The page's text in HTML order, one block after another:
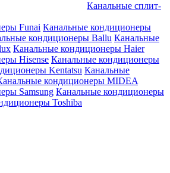
Канальные сплит-
Funai Канальные кондиционеры
кондиционеры Ballu Канальные
Канальные кондиционеры Haier
Hisense Канальные кондиционеры
Kentatsu Канальные
кондиционеры MIDEA
Samsung Канальные кондиционеры
Toshiba